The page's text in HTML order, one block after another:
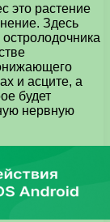
это растение
Здесь
и асците, а
будет
нервную